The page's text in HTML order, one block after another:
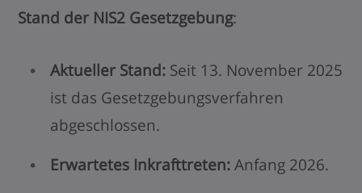
Stand der NIS2 Gesetzgebung:
Aktueller Stand: Seit 13. November 2025
ist das Gesetzgebungsverfahren
abgeschlossen.
Erwartetes Inkrafttreten:Anfang 2026.